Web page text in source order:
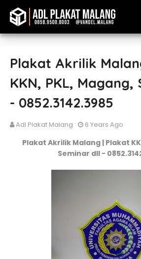
Plakat Akrilik
KKN, PKL,
- 0852.3142.3985
Adl Plakat Malang 6 Years Ago
Plakat Akrilik Malang | Plakat
Seminar dll -